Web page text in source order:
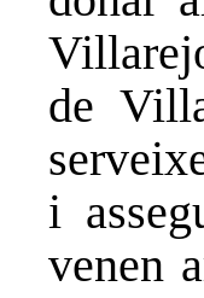
de
i
venen